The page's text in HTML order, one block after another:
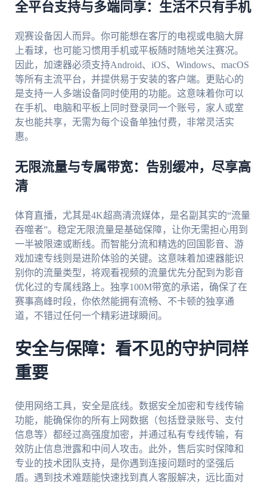
全平台支持与多端同享：生活不只有手机
观赛设备因人而异。你可能想在客厅的电视或电脑大屏
上看球，也可能习惯用手机或平板随时随地关注赛况。
因此，加速器必须支持Android、iOS、Windows、macOS
等所有主流平台，并提供易于安装的客户端。更贴心的
是支持一人多端设备同时使用的功能。这意味着你可以
在手机、电脑和平板上同时登录同一个账号，家人或室
友也能共享，无需为每个设备单独付费，非常灵活实
惠。
无限流量与专属带宽：告别缓冲，尽享高
清
体育直播，尤其是4K超高清流媒体，是名副其实的“流量
吞噬者”。稳定无限流量是基础保障，让你无需担心用到
一半被限速或断线。而智能分流和精选的回国影音、游
戏加速专线则是进阶体验的关键。这意味着加速器能识
别你的流量类型，将观看视频的流量优先分配到为影音
优化过的专属线路上。独享100M带宽的承诺，确保了在
赛事高峰时段，你依然能拥有流畅、不卡顿的独享通
道，不错过任何一个精彩进球瞬间。
安全与保障：看不见的守护同样
重要
使用网络工具，安全是底线。数据安全加密和专线传输
功能，能确保你的所有上网数据（包括登录账号、支付
信息等）都经过高强度加密，并通过私有专线传输，有
效防止信息泄露和中间人攻击。此外，售后实时保障和
专业的技术团队支持，是你遇到连接问题时的坚强后
盾。遇到技术难题能快速找到真人客服解决，远比面对